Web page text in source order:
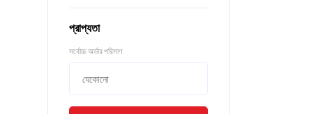
প্রাপ্যতা
সর্বোচ্চ অর্ডার পরিমাণ